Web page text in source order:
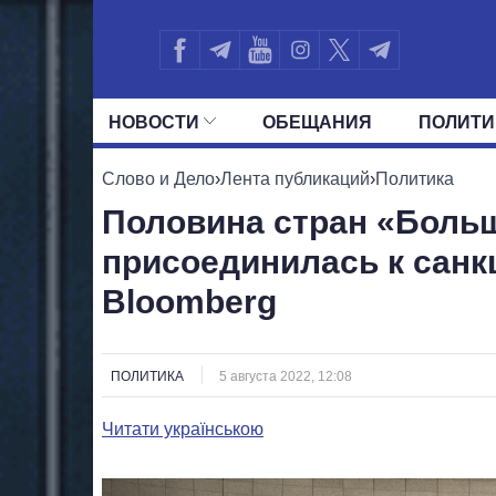
НОВОСТИ ОБЕЩАНИЯ
ВСЕ ПОЛИТИКИ ПРЕЗИДЕНТ И
Слово и Дело›Лента публикаций›Политика
Половина стран
присоединилась к
Bloomberg
ПОЛИТИКА 5 августа 2022, 12:08
Читати українською